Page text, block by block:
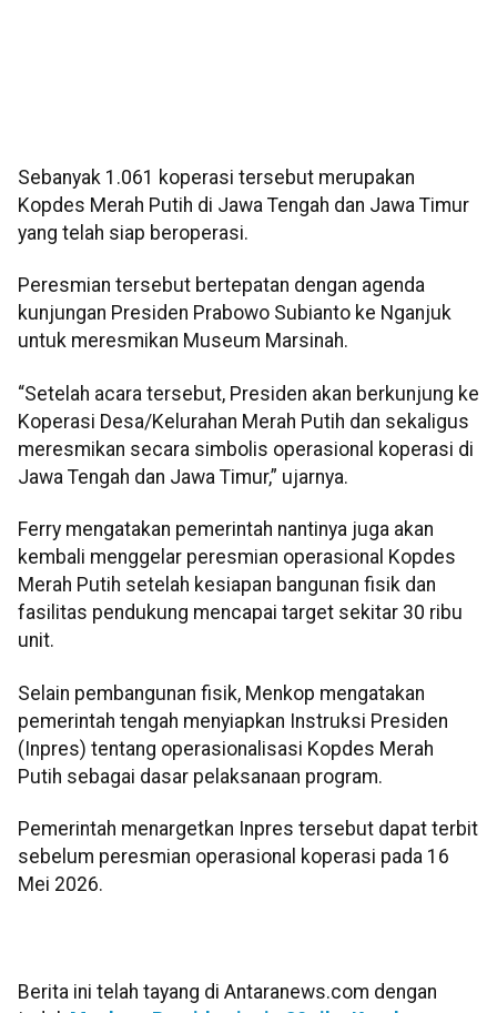
Sebanyak 1.061 koperasi tersebut merupakan
Kopdes Merah Putih di Jawa Tengah dan Jawa Timur
yang telah siap beroperasi.
Peresmian tersebut bertepatan dengan agenda
kunjungan Presiden Prabowo Subianto ke Nganjuk
untuk meresmikan Museum Marsinah.
“Setelah acara tersebut, Presiden akan berkunjung ke
Koperasi Desa/Kelurahan Merah Putih dan sekaligus
meresmikan secara simbolis operasional koperasi di
Jawa Tengah dan Jawa Timur,” ujarnya.
Ferry mengatakan pemerintah nantinya juga akan
kembali menggelar peresmian operasional Kopdes
Merah Putih setelah kesiapan bangunan fisik dan
fasilitas pendukung mencapai target sekitar 30 ribu
unit.
Selain pembangunan fisik, Menkop mengatakan
pemerintah tengah menyiapkan Instruksi Presiden
(Inpres) tentang operasionalisasi Kopdes Merah
Putih sebagai dasar pelaksanaan program.
Pemerintah menargetkan Inpres tersebut dapat terbit
sebelum peresmian operasional koperasi pada 16
Mei 2026.
Berita ini telah tayang di Antaranews.com dengan